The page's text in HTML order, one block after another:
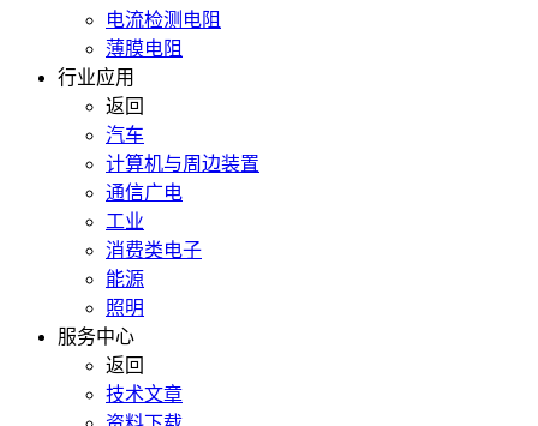
电流检测电阻
薄膜电阻
行业应用
返回
汽车
计算机与周边装置
通信广电
工业
消费类电子
能源
照明
服务中心
返回
技术文章